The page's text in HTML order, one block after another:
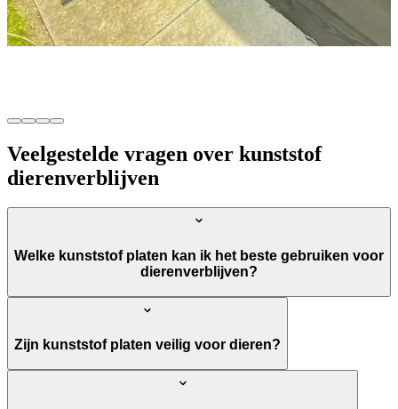
Veelgestelde vragen over kunststof
dierenverblijven
Welke kunststof platen kan ik het beste gebruiken voor
dierenverblijven?
Zijn kunststof platen veilig voor dieren?